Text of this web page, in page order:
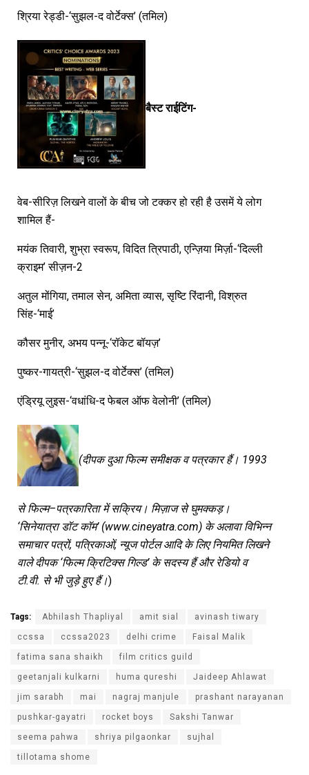
श्रिया रेड्डी-‘सुझल-द वोर्टेक्स’ (तमिल)
बैस्ट राईटिंग-
वेब-सीरिज़ लिखने वालों के बीच जो टक्कर हो रही है उसमें ये लोग
शामिल हैं-
मयंक तिवारी, शुभ्रा स्वरूप, विदित त्रिपाठी, एन्ज़िया मिर्ज़ा-‘दिल्ली
क्राइम’ सीज़न-2
अतुल मोंगिया, तमाल सेन, अमिता व्यास, सृष्टि रिंदानी, विश्रुत
सिंह-‘माई’
कौसर मुनीर, अभय पन्नू-‘रॉकेट बॉयज़’
पुष्कर-गायत्री-‘सुझल-द वोर्टेक्स’ (तमिल)
एंड्रियू लुइस-‘वधांधि-द फेबल ऑफ वेलोनी’ (तमिल)
(दीपक दुआ फिल्म समीक्षक व पत्रकार हैं। 1993
से फिल्म–पत्रकारिता में सक्रिय। मिज़ाज से घुमक्कड़।
‘सिनेयात्रा डॉट कॉम’ (www.cineyatra.com) के अलावा विभिन्न
समाचार पत्रों, पत्रिकाओं, न्यूज पोर्टल आदि के लिए नियमित लिखने
वाले दीपक ‘फिल्म क्रिटिक्स गिल्ड’ के सदस्य हैं और रेडियो व
टी.वी. से भी जुड़े हुए हैं।)
Tags: Abhilash Thapliyal amit sial avinash tiwary
ccssa ccssa2023 delhi crime Faisal Malik
fatima sana shaikh film critics guild
geetanjali kulkarni huma qureshi Jaideep Ahlawat
jim sarabh mai nagraj manjule prashant narayanan
pushkar-gayatri rocket boys Sakshi Tanwar
seema pahwa shriya pilgaonkar sujhal
tillotama shome